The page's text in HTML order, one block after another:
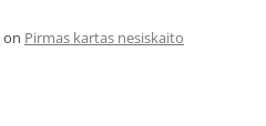
on Pirmas kartas nesiskaito